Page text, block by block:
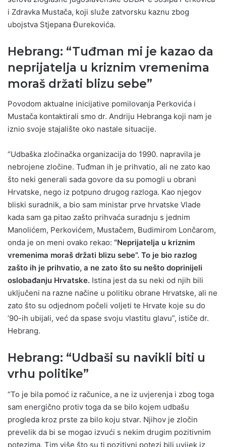
i Zdravka Mustača, koji služe zatvorsku kaznu zbog
ubojstva Stjepana Đurekovića.
Hebrang: “Tuđman mi je kazao da
neprijatelja u kriznim vremenima
moraš držati blizu sebe”
Povodom aktualne inicijative pomilovanja Perkovića i
Mustača kontaktirali smo dr. Andriju Hebranga koji nam je
iznio svoje stajalište oko nastale situacije.
“Udbaška zločinačka organizacija do 1990. napravila je
nebrojene zločine. Tuđman ih je prihvatio, ali ne zato kao
što neki generali sada govore da su pomogli u obrani
Hrvatske, nego iz potpuno drugog razloga. Kao njegov
bliski suradnik, a bio sam ministar prve hrvatske Vlade
kada sam ga pitao zašto prihvaća suradnju s jednim
Manolićem, Perkovićem, Mustačem, Budimirom Lončarom,
onda je on meni ovako rekao: “Neprijatelja u kriznim
vremenima moraš držati blizu sebe”. To je bio razlog
zašto ih je prihvatio, a ne zato što su nešto doprinijeli
oslobađanju Hrvatske. Istina jest da su neki od njih bili
uključeni na razne načine u politiku obrane Hrvatske, ali ne
zato što su odjednom počeli voljeti te Hrvate koje su do
’90-ih ubijali, već da spase svoju vlastitu glavu”, ističe dr.
Hebrang.
Hebrang: “Udbaši su navikli biti u
vrhu politike”
“To je bila pomoć iz računice, a ne iz uvjerenja i zbog toga
sam energično protiv toga da se bilo kojem udbašu
progleda kroz prste za bilo koju stvar. Njihov je zločin
prevelik da bi se mogao izvući s nekim drugim pozitivnim
potezima. Tim više što su ti pozitivni potezi bili uvijek iz